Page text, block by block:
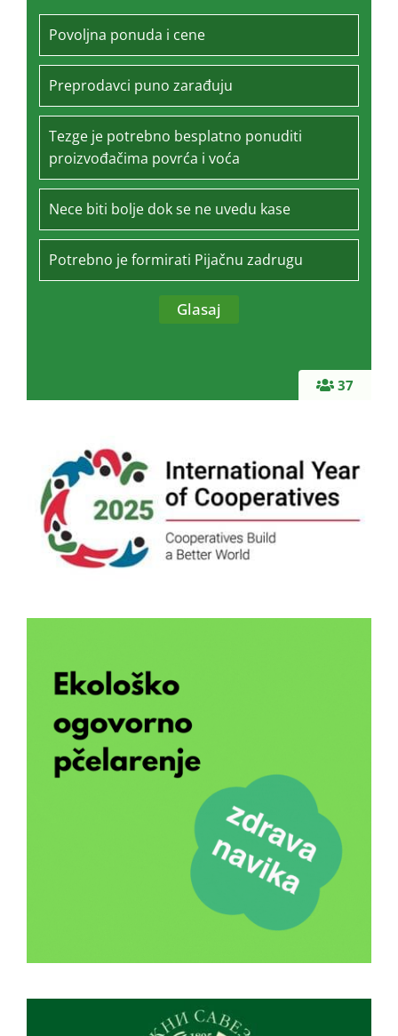
37
Povoljna ponuda i cene
Preprodavci puno zarađuju
Tezge je potrebno besplatno ponuditi
proizvođačima povrća i voća
Nece biti bolje dok se ne uvedu kase
Potrebno je formirati Pijačnu zadrugu